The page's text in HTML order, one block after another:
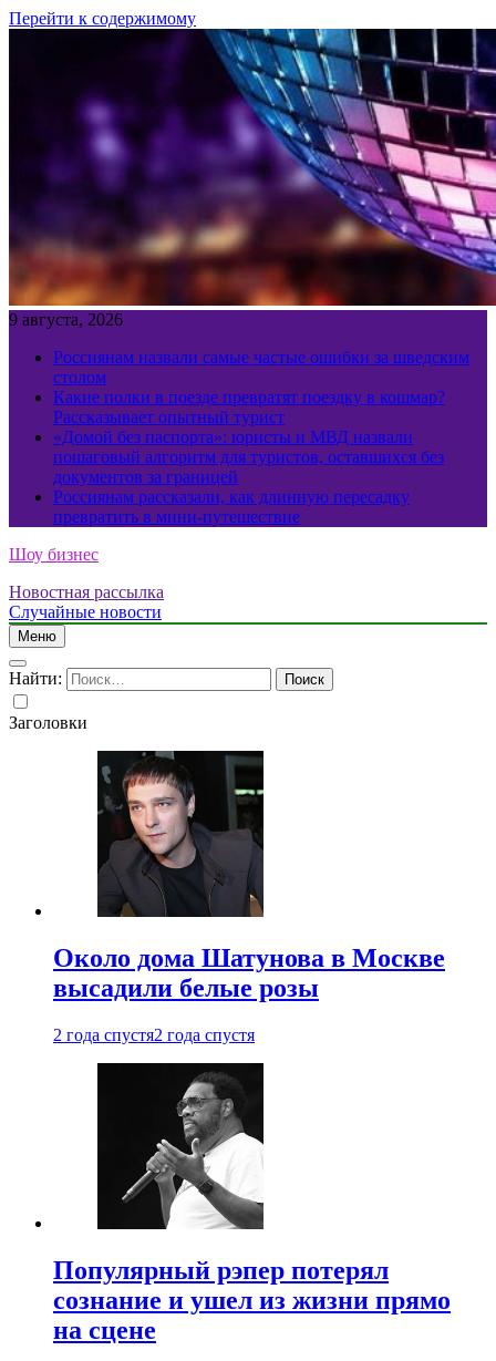
Перейти к содержимому
9 августа, 2026
Россиянам назвали самые частые ошибки за шведским
столом
Какие полки в поезде превратят поездку в кошмар?
Рассказывает опытный турист
«Домой без паспорта»: юристы и МВД назвали
пошаговый алгоритм для туристов, оставшихся без
документов за границей
Россиянам рассказали, как длинную пересадку
превратить в мини-путешествие
Шоу бизнес
Новостная рассылка
Случайные новости
Меню
Найти:
Заголовки
Около дома Шатунова в Москве
высадили белые розы
2 года спустя2 года спустя
Популярный рэпер потерял
сознание и ушел из жизни прямо
на сцене